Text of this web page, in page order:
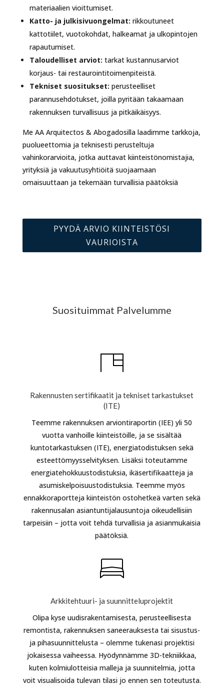
materiaalien vioittumiset.
Katto- ja julkisivuongelmat: rikkoutuneet
kattotiilet, vuotokohdat, halkeamat ja ulkopintojen
rapautumiset.
Taloudelliset arviot: tarkat kustannusarviot
korjaus- tai restaurointitoimenpiteistä.
Tekniset suositukset: perusteelliset
parannusehdotukset, joilla pyritään takaamaan
rakennuksen turvallisuus ja pitkäikäisyys.
Me AA Arquitectos & Abogadosilla laadimme tarkkoja,
puolueettomia ja teknisesti perusteltuja
vahinkorarvioita, jotka auttavat kiinteistönomistajia,
yrityksiä ja vakuutusyhtiöitä suojaamaan
omaisuuttaan ja tekemään turvallisia päätöksiä
PYYDÄ ARVIO KIINTEISTÖSI
VAURIOISTA
Suosituimmat Palvelumme
Rakennusten sertifikaatit ja tekniset tarkastukset
(ITE)
Teemme rakennuksen arviontiraportin (IEE) yli 50
vuotta vanhoille kiinteistöille, ja se sisältää
kuntotarkastuksen (ITE), energiatodistuksen sekä
esteettömyysselvityksen. Lisäksi toteutamme
energiatehokkuustodistuksia, ikäsertifikaatteja ja
asumiskelpoisuustodistuksia. Teemme myös
ennakkoraportteja kiinteistön ostohetkeä varten sekä
rakennusalan asiantuntijalausuntoja oikeudellisiin
tarpeisiin – jotta voit tehdä turvallisia ja asianmukaisia
päätöksiä.
Arkkitehtuuri- ja suunnitteluprojektit
Olipa kyse uudisrakentamisesta, perusteellisesta
remontista, rakennuksen saneerauksesta tai sisustus-
ja pihasuunnittelusta – olemme tukenasi projektisi
jokaisessa vaiheessa. Hyödynnämme 3D-tekniikkaa,
kuten kolmiulotteisia malleja ja suunnitelmia, jotta
voit visualisoida tulevan tilasi jo ennen sen toteutusta.